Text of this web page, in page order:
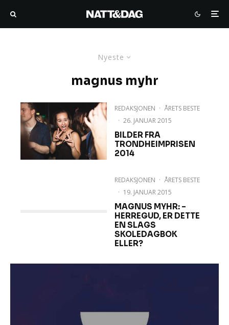
Nyeste
magnus myhr
REDAKSJONEN · ÅRETS BESTE
· 26. JANUAR 2015
BILDER FRA
TRONDHEIMPRISEN
2014
REDAKSJONEN · ÅRETS BESTE
· 19. JANUAR 2015
MAGNUS MYHR: –
HERREGUD, ER DETTE
EN SLAGS
SKOLEDAGBOK
ELLER?